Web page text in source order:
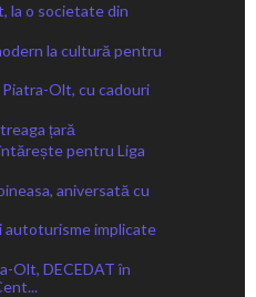
la o societate din
la cultură pentru
Piatra-Olt, cu cadouri
țară
pentru Liga
aniversată cu
implicate
Olt, DECEDAT în